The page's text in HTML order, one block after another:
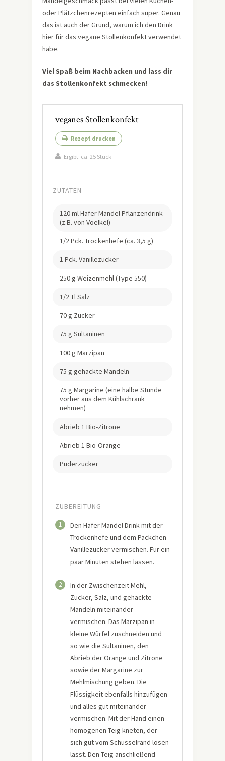
oder Plätzchenrezepten einfach super. Genau
das ist auch der Grund, warum ich den Drink
hier für das vegane Stollenkonfekt verwendet
habe.
Viel Spaß beim Nachbacken und lass dir
das Stollenkonfekt schmecken!
veganes Stollenkonfekt
Rezept drucken
Ergibt: ca. 25 Stück
ZUTATEN
120 ml Hafer Mandel Pflanzendrink
(z.B. von Voelkel)
1/2 Pck. Trockenhefe (ca. 3,5 g)
1 Pck. Vanillezucker
250 g Weizenmehl (Type 550)
1/2 Tl Salz
70 g Zucker
75 g Sultaninen
100 g Marzipan
75 g gehackte Mandeln
75 g Margarine (eine halbe Stunde
vorher aus dem Kühlschrank
nehmen)
Abrieb 1 Bio-Zitrone
Abrieb 1 Bio-Orange
Puderzucker
ZUBEREITUNG
1
Den Hafer Mandel Drink mit der
Trockenhefe und dem Päckchen
Vanillezucker vermischen. Für ein
paar Minuten stehen lassen.
2
In der Zwischenzeit Mehl,
Zucker, Salz, und gehackte
Mandeln miteinander
vermischen. Das Marzipan in
kleine Würfel zuschneiden und
so wie die Sultaninen, den
Abrieb der Orange und Zitrone
sowie der Margarine zur
Mehlmischung geben. Die
Flüssigkeit ebenfalls hinzufügen
und alles gut miteinander
vermischen. Mit der Hand einen
homogenen Teig kneten, der
sich gut vom Schüsselrand lösen
lässt. Den Teig anschließend